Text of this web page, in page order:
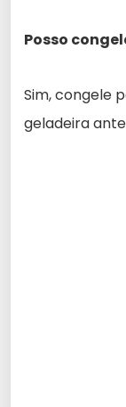
Posso
Sim, congele
geladeira